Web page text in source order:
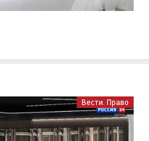
Вести. Право